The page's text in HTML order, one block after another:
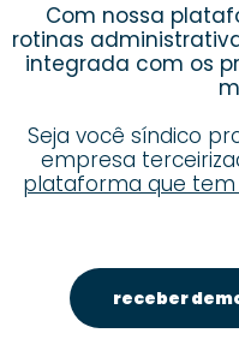
Com nossa
rotinas
integrada com os
Seja você síndico
empresa
plataforma que tem
receber